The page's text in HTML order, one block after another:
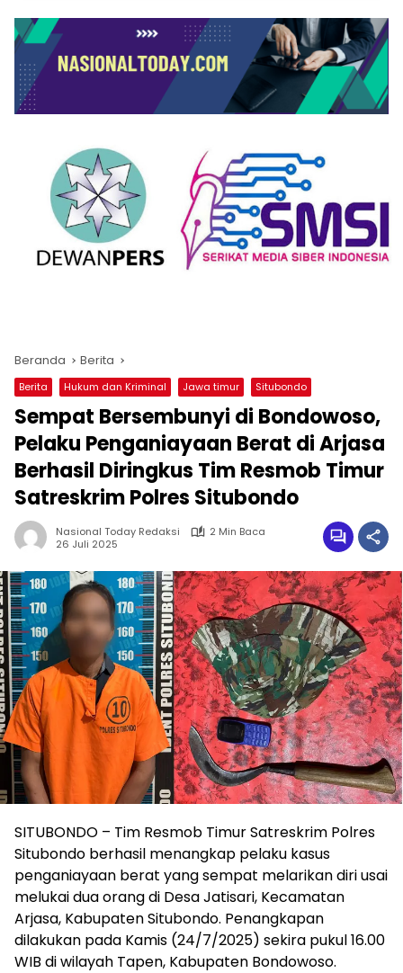
Beranda Berita
Berita Hukum dan Kriminal Jawa timur Situbondo
Sempat Bersembunyi di Bondowoso,
Pelaku Penganiayaan Berat di Arjasa
Berhasil Diringkus Tim Resmob Timur
Satreskrim Polres Situbondo
Nasional Today Redaksi
2 Min Baca
26 Juli 2025
SITUBONDO – Tim Resmob Timur Satreskrim Polres
Situbondo berhasil menangkap pelaku kasus
penganiayaan berat yang sempat melarikan diri usai
melukai dua orang di Desa Jatisari, Kecamatan
Arjasa, Kabupaten Situbondo. Penangkapan
dilakukan pada Kamis (24/7/2025) sekira pukul 16.00
WIB di wilayah Tapen, Kabupaten Bondowoso.